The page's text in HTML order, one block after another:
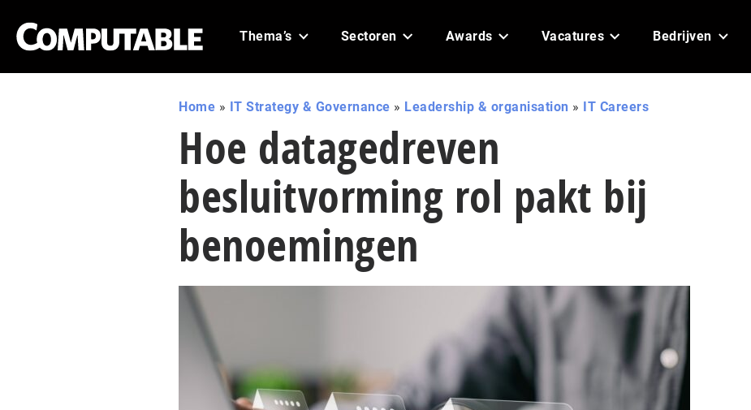
Thema’s Sectoren Awards Vacatures Bedrijven
Home » IT Strategy & Governance » Leadership & organisation » IT Careers
Hoe datagedreven
besluitvorming rol pakt bij
benoemingen